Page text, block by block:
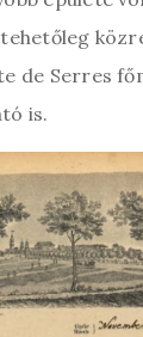
de Serres
is.